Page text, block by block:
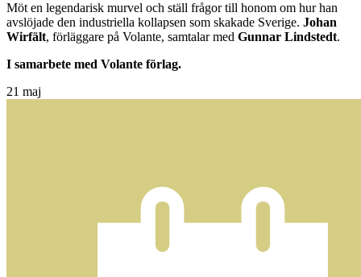
​​Möt en legendarisk murvel och ställ frågor till honom om hur han
avslöjade den industriella kollapsen som skakade Sverige. Johan
Wirfält, förläggare på Volante, samtalar med Gunnar Lindstedt.
I samarbete med Volante förlag.
21 maj